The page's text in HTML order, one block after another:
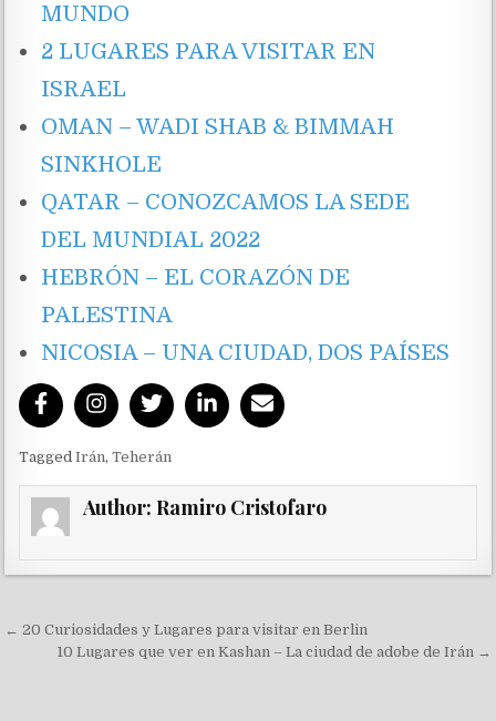
MUNDO
2 LUGARES PARA VISITAR EN
ISRAEL
OMAN – WADI SHAB & BIMMAH
SINKHOLE
QATAR – CONOZCAMOS LA SEDE
DEL MUNDIAL 2022
HEBRÓN – EL CORAZÓN DE
PALESTINA
NICOSIA – UNA CIUDAD, DOS PAÍSES
TaggedIrán,Teherán
Author:Ramiro Cristofaro
Navegación de entradas
← 20 Curiosidades y Lugares para visitar en Berlin
10 Lugares que ver en Kashan – La ciudad de adobe de Irán →